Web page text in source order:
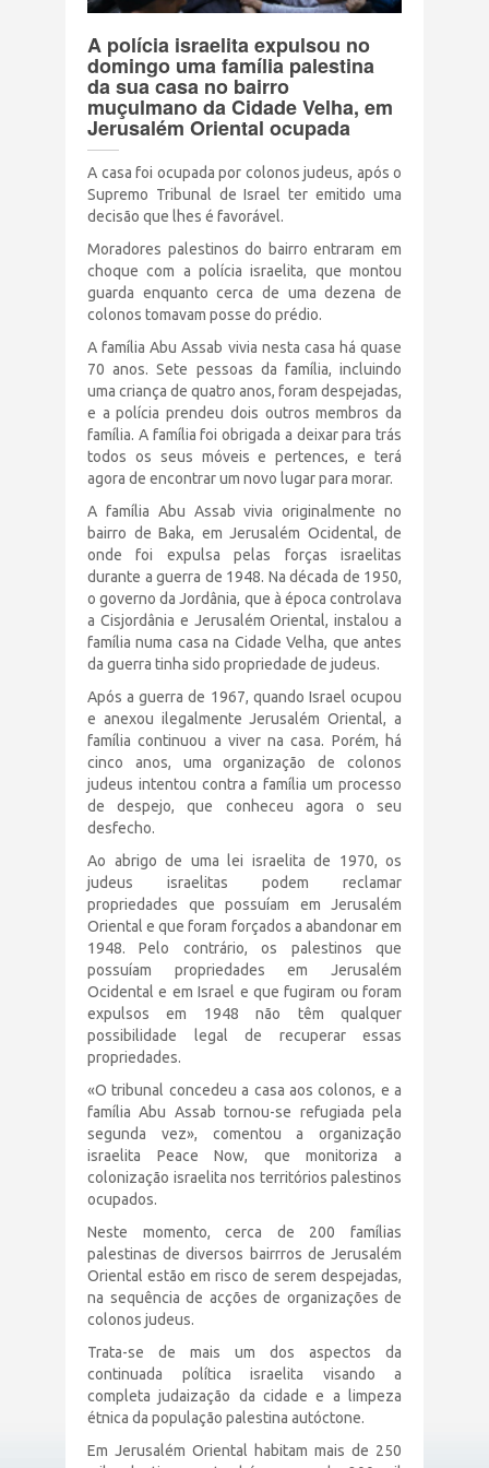
AÇÕES
Clube Brasil Palestina
Doe
Eventos
PUBLICAÇÕES
CONTATO
A polícia israelita expulsou no
domingo uma família palestina
da sua casa no bairro
muçulmano da Cidade Velha, em
Jerusalém Oriental ocupada
A casa foi ocupada por colonos judeus, após o
Supremo Tribunal de Israel ter emitido uma
decisão que lhes é favorável.
Moradores palestinos do bairro entraram em
choque com a polícia israelita, que montou
guarda enquanto cerca de uma dezena de
colonos tomavam posse do prédio.
A família Abu Assab vivia nesta casa há quase
70 anos. Sete pessoas da família, incluindo
uma criança de quatro anos, foram despejadas,
e a polícia prendeu dois outros membros da
família. A família foi obrigada a deixar para trás
todos os seus móveis e pertences, e terá
agora de encontrar um novo lugar para morar.
A família Abu Assab vivia originalmente no
bairro de Baka, em Jerusalém Ocidental, de
onde foi expulsa pelas forças israelitas
durante a guerra de 1948. Na década de 1950,
o governo da Jordânia, que à época controlava
a Cisjordânia e Jerusalém Oriental, instalou a
família numa casa na Cidade Velha, que antes
da guerra tinha sido propriedade de judeus.
Após a guerra de 1967, quando Israel ocupou
e anexou ilegalmente Jerusalém Oriental, a
família continuou a viver na casa. Porém, há
cinco anos, uma organização de colonos
judeus intentou contra a família um processo
de despejo, que conheceu agora o seu
desfecho.
Ao abrigo de uma lei israelita de 1970, os
judeus israelitas podem reclamar
propriedades que possuíam em Jerusalém
Oriental e que foram forçados a abandonar em
1948. Pelo contrário, os palestinos que
possuíam propriedades em Jerusalém
Ocidental e em Israel e que fugiram ou foram
expulsos em 1948 não têm qualquer
possibilidade legal de recuperar essas
propriedades.
«O tribunal concedeu a casa aos colonos, e a
família Abu Assab tornou-se refugiada pela
segunda vez», comentou a organização
israelita Peace Now, que monitoriza a
colonização israelita nos territórios palestinos
ocupados.
Neste momento, cerca de 200 famílias
palestinas de diversos bairrros de Jerusalém
Oriental estão em risco de serem despejadas,
na sequência de acções de organizações de
colonos judeus.
Trata-se de mais um dos aspectos da
continuada política israelita visando a
completa judaização da cidade e a limpeza
étnica da população palestina autóctone.
Em Jerusalém Oriental habitam mais de 250